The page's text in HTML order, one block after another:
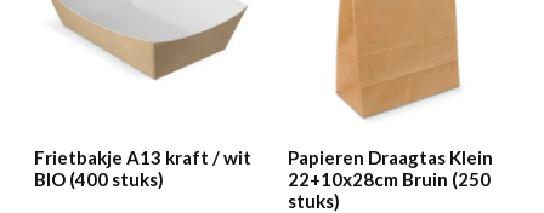
Frietbakje A13 kraft / wit
BIO (400 stuks)
Papieren Draagtas Klein
22+10x28cm Bruin (250
stuks)